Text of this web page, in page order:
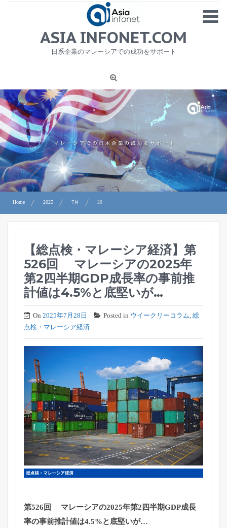
MENU
1
ニュース
労務サービス
プライバシーポリシー及び著作権について
お問合せ
ASIA INFONET.COM
日系企業のマレーシアでの成功をサポート
Home 2025 7月 28
【総点検・マレーシア経済】第
526回 マレーシアの2025年
第2四半期GDP成長率の事前推
計値は4.5%と底堅いが…
On 2025年7月28日 Posted in ウイークリーコラム 総
点検・マレーシア経済
第526回 マレーシアの2025年第2四半期GDP成長
率の事前推計値は4.5%と底堅いが…